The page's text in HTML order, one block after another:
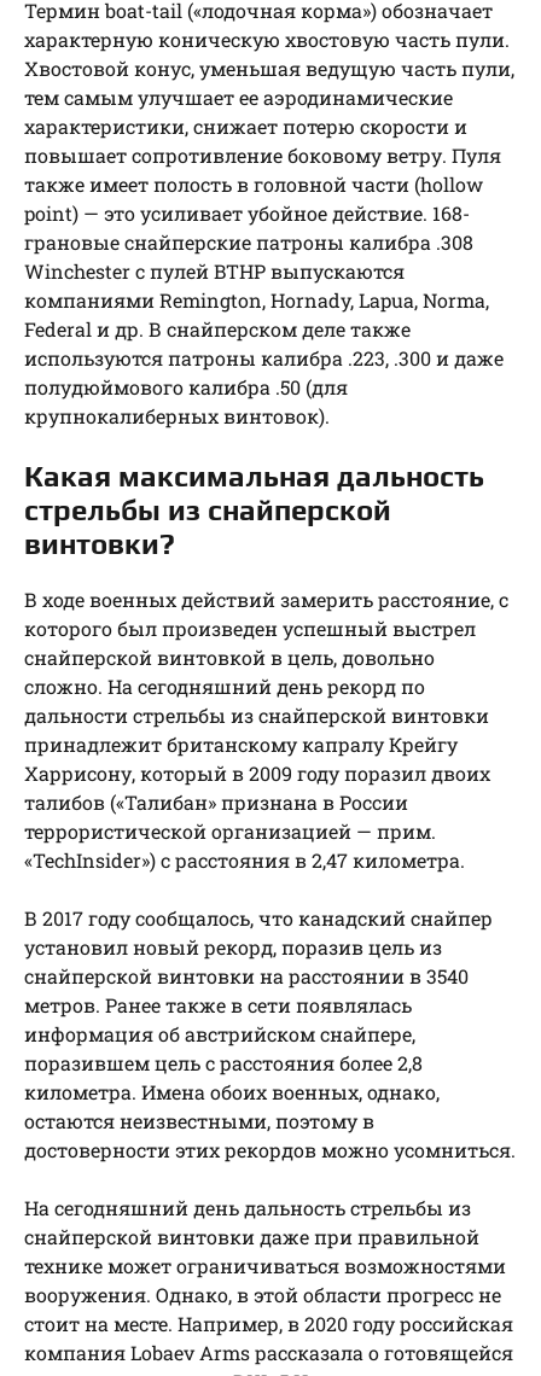
Термин boat-tail («лодочная корма») обозначает
характерную коническую хвостовую часть пули.
Хвостовой конус, уменьшая ведущую часть пули,
тем самым улучшает ее аэродинамические
характеристики, снижает потерю скорости и
повышает сопротивление боковому ветру. Пуля
также имеет полость в головной части (hollow
point) — это усиливает убойное действие. 168-
грановые снайперские патроны калибра .308
Winchester с пулей BTHP выпускаются
компаниями Remington, Hornady, Lapua, Norma,
Federal и др. В снайперском деле также
используются патроны калибра .223, .300 и даже
полудюймового калибра .50 (для
крупнокалиберных винтовок).
Какая максимальная дальность
стрельбы из снайперской
винтовки?
В ходе военных действий замерить расстояние, с
которого был произведен успешный выстрел
снайперской винтовкой в цель, довольно
сложно. На сегодняшний день рекорд по
дальности стрельбы из снайперской винтовки
принадлежит британскому капралу Крейгу
Харрисону, который в 2009 году поразил двоих
талибов («Талибан» признана в России
террористической организацией — прим.
«TechInsider») с расстояния в 2,47 километра.
В 2017 году сообщалось, что канадский снайпер
установил новый рекорд, поразив цель из
снайперской винтовки на расстоянии в 3540
метров. Ранее также в сети появлялась
информация об австрийском снайпере,
поразившем цель с расстояния более 2,8
километра. Имена обоих военных, однако,
остаются неизвестными, поэтому в
достоверности этих рекордов можно усомниться.
На сегодняшний день дальность стрельбы из
снайперской винтовки даже при правильной
технике может ограничиваться возможностями
вооружения. Однако, в этой области прогресс не
стоит на месте. Например, в 2020 году российская
компания Lobaev Arms рассказала о готовящейся